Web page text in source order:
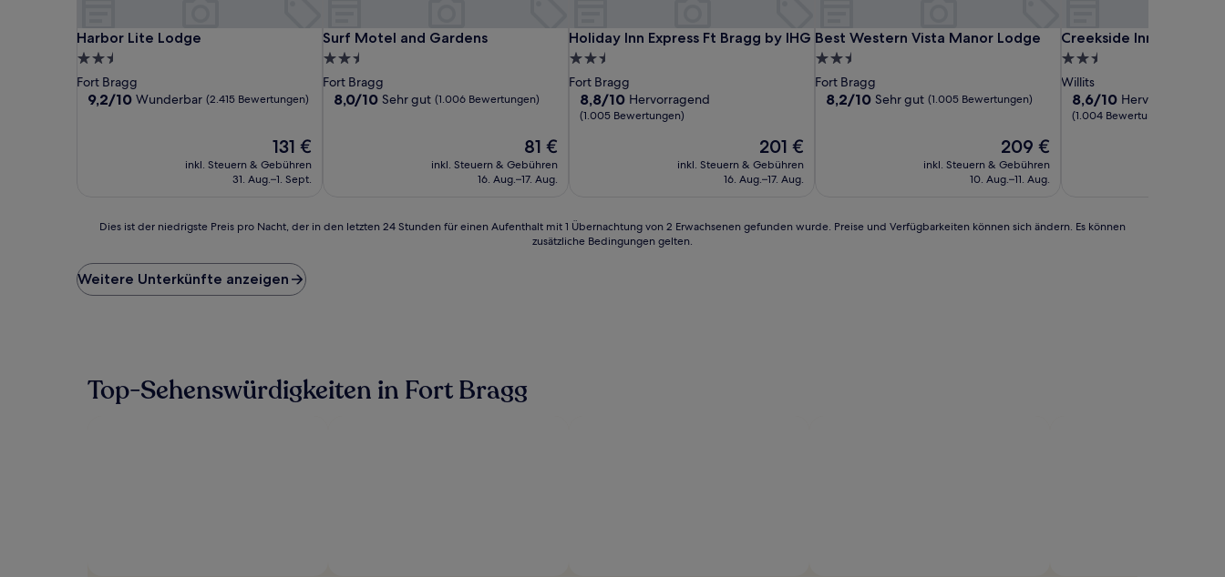
Harbor Lite Lodge
Harbor Lite Lodge
2.5-
Sterne-
Unterkunft
Fort Bragg
9.2
9,2/10 Wunderbar (2.415 Bewertungen)
Der
Preis
beträgt
131 €
inkl. Steuern & Gebühren
31. Aug.–1. Sept.
Surf Motel and Gardens
Surf Motel and Gardens
2.5-
Sterne-
Unterkunft
Fort Bragg
8.0
8,0/10 Sehr gut (1.006 Bewertungen)
Der
Preis
beträgt
81 €
inkl. Steuern & Gebühren
16. Aug.–17. Aug.
Holiday Inn Express Ft Bragg by IHG
Holiday Inn Express Ft Bragg by IHG
2.5-
Sterne-
Unterkunft
Fort Bragg
8.8
von
8,8/10 Hervorragend
(1.005 Bewertungen)
Der
Preis
beträgt
201 €
inkl. Steuern & Gebühren
16. Aug.–17. Aug.
Best Western Vista Manor Lodge
Best Western Vista Manor Lodge
2.5-
Sterne-
Unterkunft
Fort Bragg
8.2
8,2/10 Sehr gut (1.005 Bewertungen)
Der
Preis
beträgt
209 €
inkl. Steuern & Gebühren
10. Aug.–11. Aug.
Creekside Inn & Suites
Creekside Inn & Suites
2.5-
Sterne-
Unterkunft
Willits
8.6
von
8,6/10 Hervorragend
(1.004 Bewertungen)
der
niedrigste
Preis
letzten
24 Stunden
Dies ist der niedrigste Preis pro Nacht, der in den letzten 24 Stunden für einen Aufenthalt mit 1 Übernachtung von 2 Erwachsenen gefunden wurde. Preise und Verfügbarkeiten können sich ändern. Es können
zusätzliche Bedingungen gelten.
Weitere Unterkünfte anzeigen
Top-Sehenswürdigkeiten in Fort Bragg